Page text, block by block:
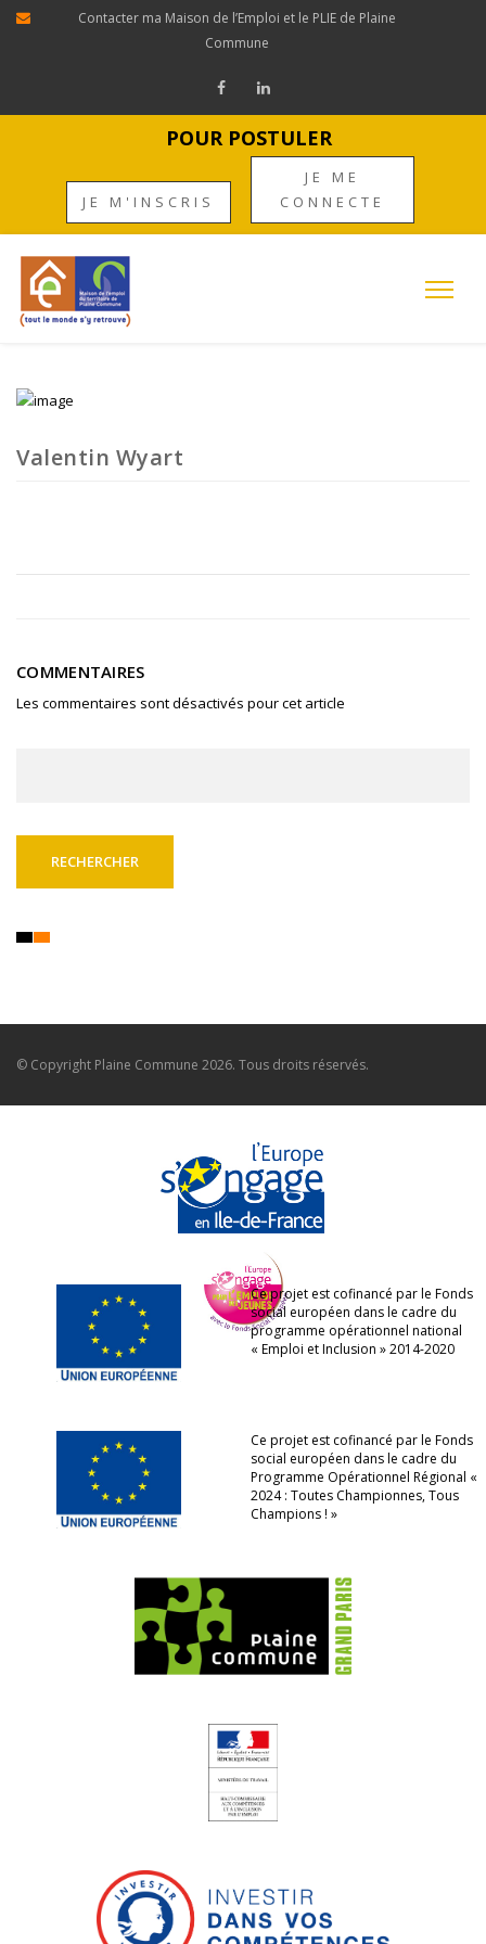
Contacter ma Maison de l’Emploi et le PLIE de Plaine
Commune
POUR POSTULER
JE M'INSCRIS
JE ME
CONNECTE
Valentin Wyart
COMMENTAIRES
Les commentaires sont désactivés pour cet article
© Copyright Plaine Commune 2026. Tous droits réservés.
Ce projet est cofinancé par le Fonds
social européen dans le cadre du
programme opérationnel national
« Emploi et Inclusion » 2014-2020
Ce projet est cofinancé par le Fonds
social européen dans le cadre du
Programme Opérationnel Régional «
2024 : Toutes Championnes, Tous
Champions ! »